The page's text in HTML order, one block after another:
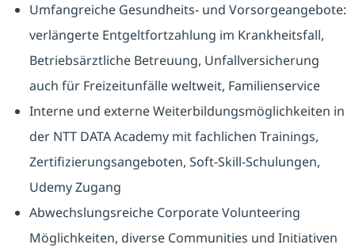
Umfangreiche Gesundheits- und Vorsorgeangebote:
verlängerte Entgeltfortzahlung im Krankheitsfall,
Betriebsärztliche Betreuung, Unfallversicherung
auch für Freizeitunfälle weltweit, Familienservice
Interne und externe Weiterbildungsmöglichkeiten in
der NTT DATA Academy mit fachlichen Trainings,
Zertifizierungsangeboten, Soft-Skill-Schulungen,
Udemy Zugang
Abwechslungsreiche Corporate Volunteering
Möglichkeiten, diverse Communities und Initiativen